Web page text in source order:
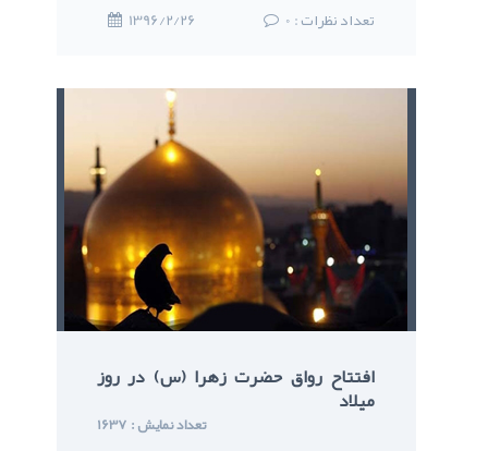
1396/2/26 0 : تعداد نظرات
افتتاح رواق حضرت زهرا (س) در روز
ميلاد
1637 : تعداد نمایش